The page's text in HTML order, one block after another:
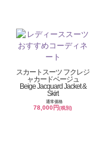
スカートスーツ フクレジ
ャカードベージュ
Beige Jacquard Jacket &
Skirt
通常価格
78,000円(税別)